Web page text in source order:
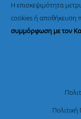
Η επισκεψιμότητα
cookies ή αποθήκευση
συμμόρφωση με τον